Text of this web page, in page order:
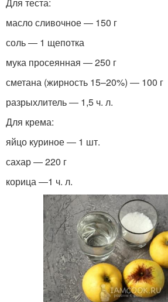
масло сливочное ― 150 г
соль ― 1 щепотка
мука просеянная ― 250 г
сметана (жирность 15–20%) ― 100 г
разрыхлитель ― 1,5 ч. л.
Для крема:
яйцо куриное ― 1 шт.
сахар ― 220 г
корица ―1 ч. л.